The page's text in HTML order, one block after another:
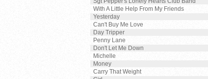
With A Little Help From My Friends
Yesterday
Can't Buy Me Love
Day Tripper
Penny Lane
Don't Let Me Down
Michelle
Money
Carry That Weight